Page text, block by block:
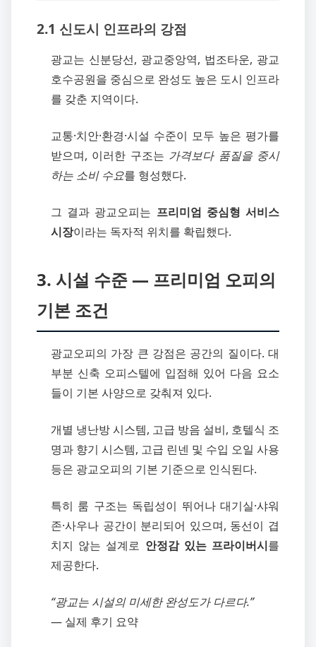
2.1 신도시 인프라의 강점
광교는 신분당선, 광교중앙역, 법조타운, 광교
호수공원을 중심으로 완성도 높은 도시 인프라
를 갖춘 지역이다.
교통·치안·환경·시설 수준이 모두 높은 평가를
받으며, 이러한 구조는 가격보다 품질을 중시
하는 소비 수요를 형성했다.
그 결과 광교오피는 프리미엄 중심형 서비스
시장이라는 독자적 위치를 확립했다.
3. 시설 수준 ― 프리미엄 오피의
기본 조건
광교오피의 가장 큰 강점은 공간의 질이다. 대
부분 신축 오피스텔에 입점해 있어 다음 요소
들이 기본 사양으로 갖춰져 있다.
개별 냉난방 시스템, 고급 방음 설비, 호텔식 조
명과 향기 시스템, 고급 린넨 및 수입 오일 사용
등은 광교오피의 기본 기준으로 인식된다.
특히 룸 구조는 독립성이 뛰어나 대기실·샤워
존·사우나 공간이 분리되어 있으며, 동선이 겹
치지 않는 설계로 안정감 있는 프라이버시를
제공한다.
“광교는 시설의 미세한 완성도가 다르다.”
— 실제 후기 요약